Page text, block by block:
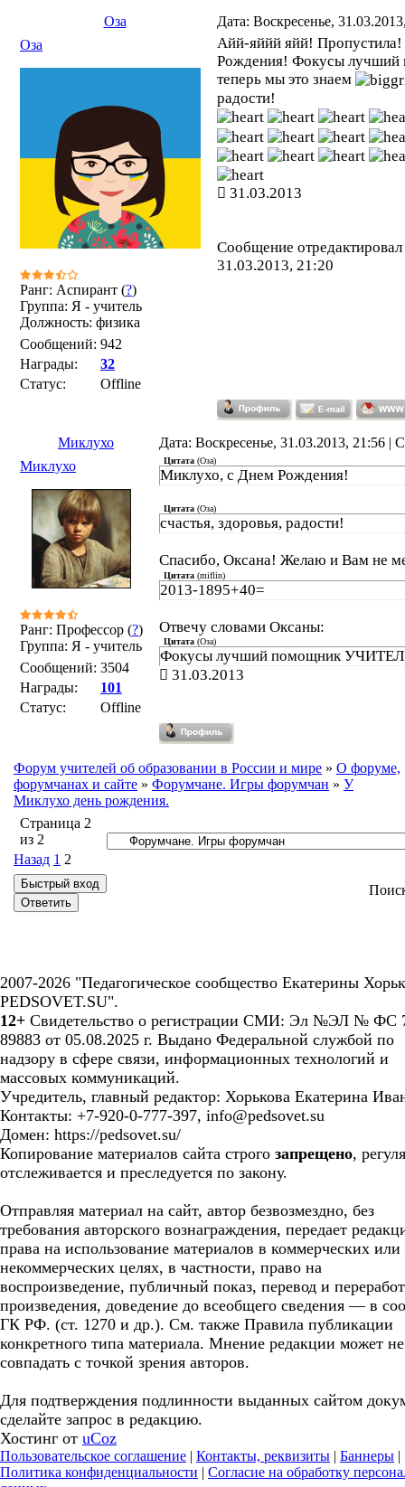
Оза
Дата: Воскресенье,
Оза
Ранг: Аспирант (?)
Группа: Я - учитель
Должность: физика
Сообщений: 942
Награды:
32
Статус:
Offline
Айй-яййй яйй!
Рождения! Фокусы
теперь мы это знаем
радости!
31.03.2013
Сообщение отредактировал
31.03.2013, 21:20
Миклухо
Дата: Воскресенье, 31.03.2013, 21:56 |
Миклухо
Ранг: Профессор (?)
Группа: Я - учитель
Сообщений: 3504
Награды:
101
Статус:
Offline
Цитата (Оза)
Миклухо, с Днем Рождения!
Цитата (Оза)
счастья, здоровья, радости!
Спасибо, Оксана! Желаю и Вам не
Цитата (miflin)
2013-1895+40=
Отвечу словами Оксаны:
Цитата (Оза)
Фокусы лучший помощник
31.03.2013
Форум учителей об образовании в России и мире » О форуме,
форумчанах и сайте » Форумчане. Игры форумчан » У
Миклухо день рождения.
Страница 2
из 2
Назад 1 2
2007-2026 "Педагогическое сообщество Екатерины
PEDSOVET.SU".
12+ Свидетельство о регистрации СМИ: Эл №ЭЛ № ФС
89883 от 05.08.2025 г. Выдано Федеральной службой по
надзору в сфере связи, информационных технологий и
массовых коммуникаций.
Учредитель, главный редактор: Хорькова Екатерина
Контакты: +7-920-0-777-397, info@pedsovet.su
Домен: https://pedsovet.su/
Копирование материалов сайта строго запрещено,
отслеживается и преследуется по закону.
Отправляя материал на сайт, автор безвозмездно, без
требования авторского вознаграждения, передает
права на использование материалов в коммерческих или
некоммерческих целях, в частности, право на
воспроизведение, публичный показ, перевод и
произведения, доведение до всеобщего сведения — в
ГК РФ. (ст. 1270 и др.). См. также Правила публикации
конкретного типа материала. Мнение редакции может не
совпадать с точкой зрения авторов.
Для подтверждения подлинности выданных сайтом
сделайте запрос в редакцию.
Хостинг от uCoz
Пользовательское соглашение | Контакты, реквизиты | Баннеры |
Политика конфиденциальности | Согласие на обработку